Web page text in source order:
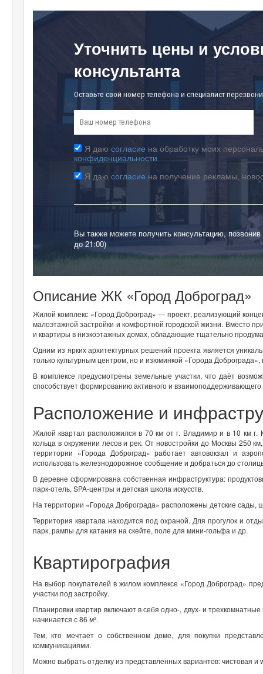
Уточнить цены и
консультанта
Оставьте свой номер телефона и специалист
Я даю согласие на обработку моих
конфиденциальности
Я даю согласие на получение рекламы,
Вы также можете получить консультацию,
до 21:00)
Описание ЖК «Город Доброград»
Жилой комплекс «Город Доброград» — проект, реализующий
малоэтажной застройки и комфортной городской жизни. Вместо
и квартиры в низкоэтажных домах, обладающие тщательно
Одним из ярких архитектурных решений проекта является
только культурным центром, но и изюминкой «Города
В комплексе предусмотрены земельные участки, что даёт
способствует формированию активного и
Расположение и
Жилой квартал расположился в 70 км от г. Владимир и в 10 км г.
кольца в окружении лесов и рек. От новостройки до Москвы 250
территории «Города Доброград» работает автовокзал и
использовать железнодорожное сообщение и добраться до
В деревне сформирована собственная инфраструктура:
парк-отель, SPA-центры и детская школа искусств.
На территории «Города Доброграда» расположены детские сады,
Территория квартала находится под охраной. Для прогулок и
парк, рампы для катания на скейте, поле для мини-гольфа и др.
Квартирография
На выбор покупателей в жилом комплексе «Город Доброград»
участки под застройку.
Планировки квартир включают в себя одно-, двух- и
начинается с 86 м².
Тем, кто мечтает о собственном доме, для покупки
коммуникациями.
Можно выбрать отделку из представленных вариантов: чистовая и